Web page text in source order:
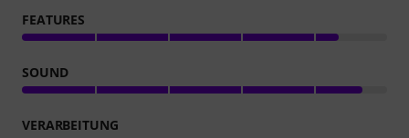
FEATURES
SOUND
VERARBEITUNG